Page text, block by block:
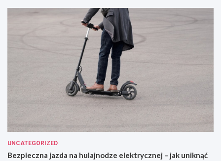
UNCATEGORIZED
Bezpieczna jazda na hulajnodze elektrycznej – jak uniknąć